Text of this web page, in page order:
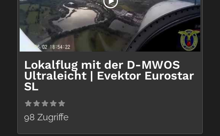
Lokalflug mit der D-MWOS
Ultraleicht | Evektor Eurostar
SL
98 Zugriffe